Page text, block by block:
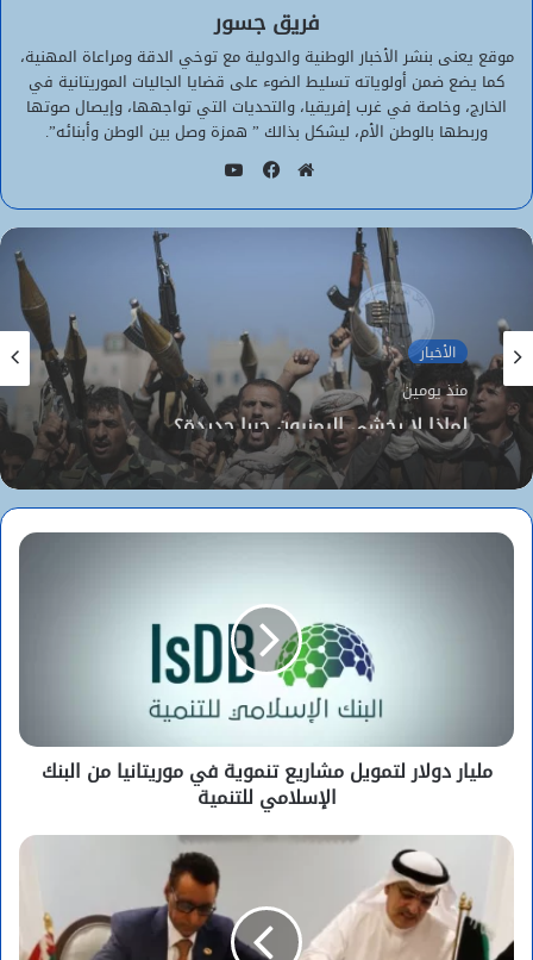
فريق جسور
موقع يعنى بنشر الأخبار الوطنية والدولية مع توخي الدقة ومراعاة المهنية،
كما يضع ضمن أولوياته تسليط الضوء على قضايا الجاليات الموريتانية في
الخارج، وخاصة في غرب إفريقيا، والتحديات التي تواجهها، وإيصال صوتها
وربطها بالوطن الأم، ليشكل بذالك ” همزة وصل بين الوطن وأبنائه”.
الويب
الأخبار
منذ يومين
لماذا لا يخشى اليمنيون حربا جديدة؟
الأخبار
منذ يومين
“تكتل القوى الديمقراطية” يطالب بتأمين
الموريتانيين في مالي ويكشف تفاصيل احتجازهم
مليار دولار لتمويل مشاريع تنموية في موريتانيا من البنك
الإسلامي للتنمية